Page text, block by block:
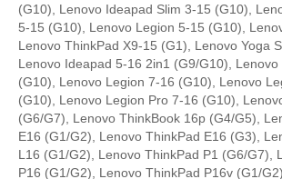
(G10), Lenovo Ideapad Slim 3-15 (G10),
5-15 (G10), Lenovo Legion 5-15 (G10),
Lenovo ThinkPad X9-15 (G1), Lenovo Yoga
Lenovo Ideapad 5-16 2in1 (G9/G10),
(G10), Lenovo Legion 7-16 (G10), Lenovo
(G10), Lenovo Legion Pro 7-16 (G10),
(G6/G7), Lenovo ThinkBook 16p (G4/G5),
E16 (G1/G2), Lenovo ThinkPad E16 (G3),
L16 (G1/G2), Lenovo ThinkPad P1 (G6/G7),
P16 (G1/G2), Lenovo ThinkPad P16v (G1/